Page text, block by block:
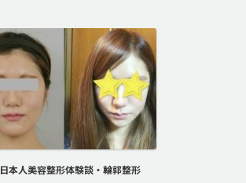
日本人美容整形体験談・輪郭整形